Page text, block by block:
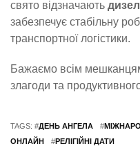
свято відзначають
забезпечує стабільну
транспортної логістики.
Бажаємо всім
злагоди та
TAGS: #ДЕНЬ АНГЕЛА #
ОНЛАЙН
#РЕЛІГІЙНІ ДАТИ